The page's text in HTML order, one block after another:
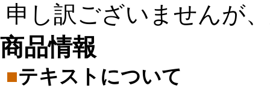
申し訳ございませんが
商品情報
■テキストについて